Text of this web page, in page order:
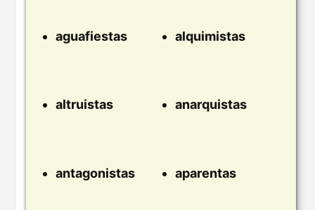
aguafiestas alquimistas
altruistas anarquistas
antagonistas aparentas